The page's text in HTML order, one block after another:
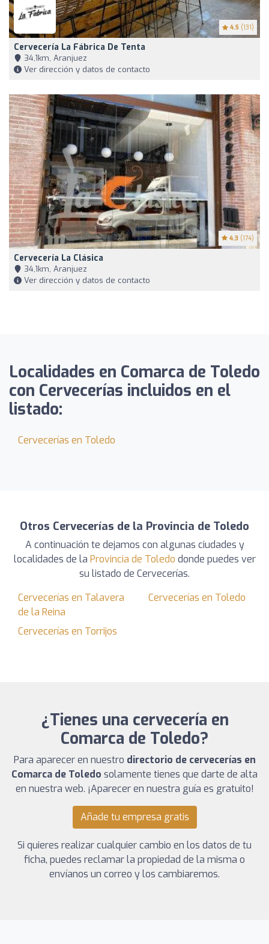
4.5 (131)
Cervecería La Fábrica De Tenta
34,1km, Aranjuez
Ver dirección y datos de contacto
4.3 (174)
Cervecería La Clásica
34,1km, Aranjuez
Ver dirección y datos de contacto
Localidades en Comarca de Toledo
con Cervecerías incluidos en el
listado:
Cervecerías en Toledo
Otros Cervecerías de la Provincia de Toledo
A continuación te dejamos con algunas ciudades y
localidades de la Provincia de Toledo donde puedes ver
su listado de Cervecerías.
Cervecerías en Talavera
de la Reina
Cervecerías en Toledo
Cervecerías en Torrijos
¿Tienes una cervecería en
Comarca de Toledo?
Para aparecer en nuestro directorio de cervecerías en
Comarca de Toledo solamente tienes que darte de alta
en nuestra web. ¡Aparecer en nuestra guía es gratuito!
Añade tu empresa gratis
Si quieres realizar cualquier cambio en los datos de tu
ficha, puedes reclamar la propiedad de la misma o
envíanos un correo y los cambiaremos.